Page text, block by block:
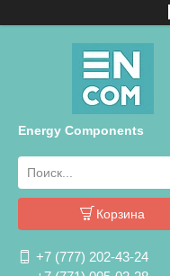
Energy Components
Корзина
+7 (777) 202-43-24